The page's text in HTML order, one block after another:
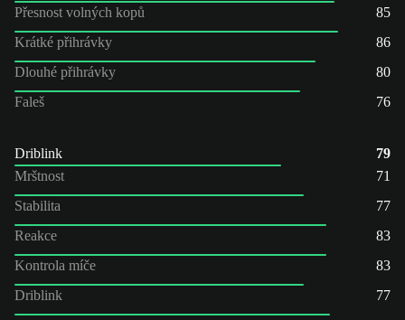
Přesnost volných kopů
85
Krátké přihrávky
86
Dlouhé přihrávky
80
Faleš
76
Driblink
79
Mrštnost
71
Stabilita
77
Reakce
83
Kontrola míče
83
Driblink
77